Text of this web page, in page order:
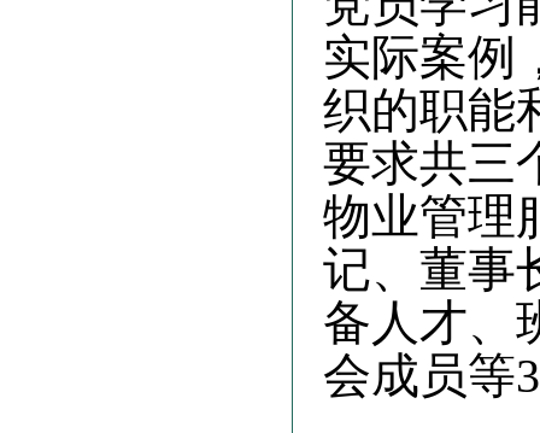
实际案例
织的职能
要求共三
物业管理
记、董事
备人才、
会成员等